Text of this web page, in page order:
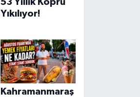
Yıkılıyor!
Kahramanmaraş